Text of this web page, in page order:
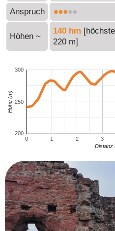
Anspruch
Höhen ~
140 hm
220 m]
0 1 2 3
200
250
300
Distanz
Höhe (m)